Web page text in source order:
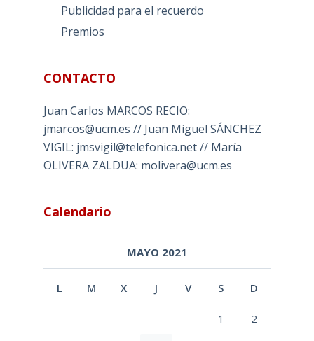
Publicidad para el recuerdo
Premios
CONTACTO
Juan Carlos MARCOS RECIO:
jmarcos@ucm.es // Juan Miguel SÁNCHEZ
VIGIL: jmsvigil@telefonica.net // María
OLIVERA ZALDUA: molivera@ucm.es
Calendario
MAYO 2021
L M X J V S D
1 2